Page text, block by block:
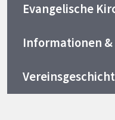
Evangelische
Informationen